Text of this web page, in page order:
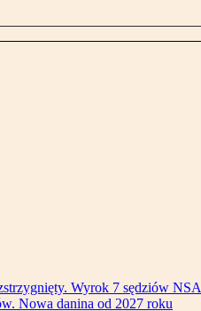
Wyrok 7 sędziów NSA
Nowa danina od 2027 roku